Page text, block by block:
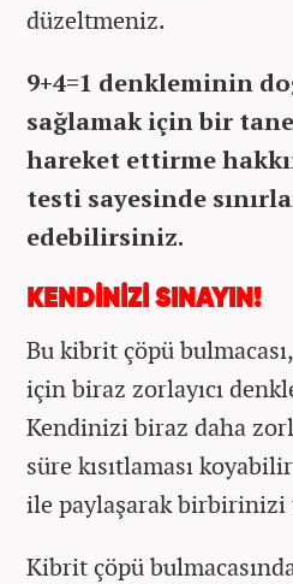
düzeltmeniz.
9+4=1 denkleminin
sağlamak için bir
hareket ettirme
testi sayesinde
edebilirsiniz.
KENDİNİZİ SINAYIN!
Bu kibrit çöpü
için biraz zorlayıcı
Kendinizi biraz daha
süre kısıtlaması
ile paylaşarak
Kibrit çöpü